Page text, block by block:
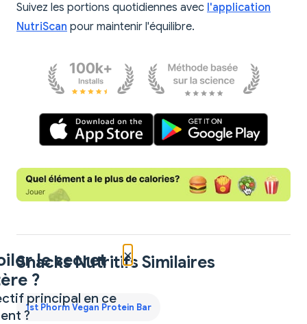
Suivez les portions quotidiennes avec l'application
NutriScan pour maintenir l'équilibre.
Snacks Nutritifs Similaires
1st Phorm Vegan Protein Bar
×
le secret
?
principal en ce
?